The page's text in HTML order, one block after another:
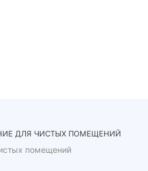
ДЛЯ ЧИСТЫХ ПОМЕЩЕНИЙ
помещений